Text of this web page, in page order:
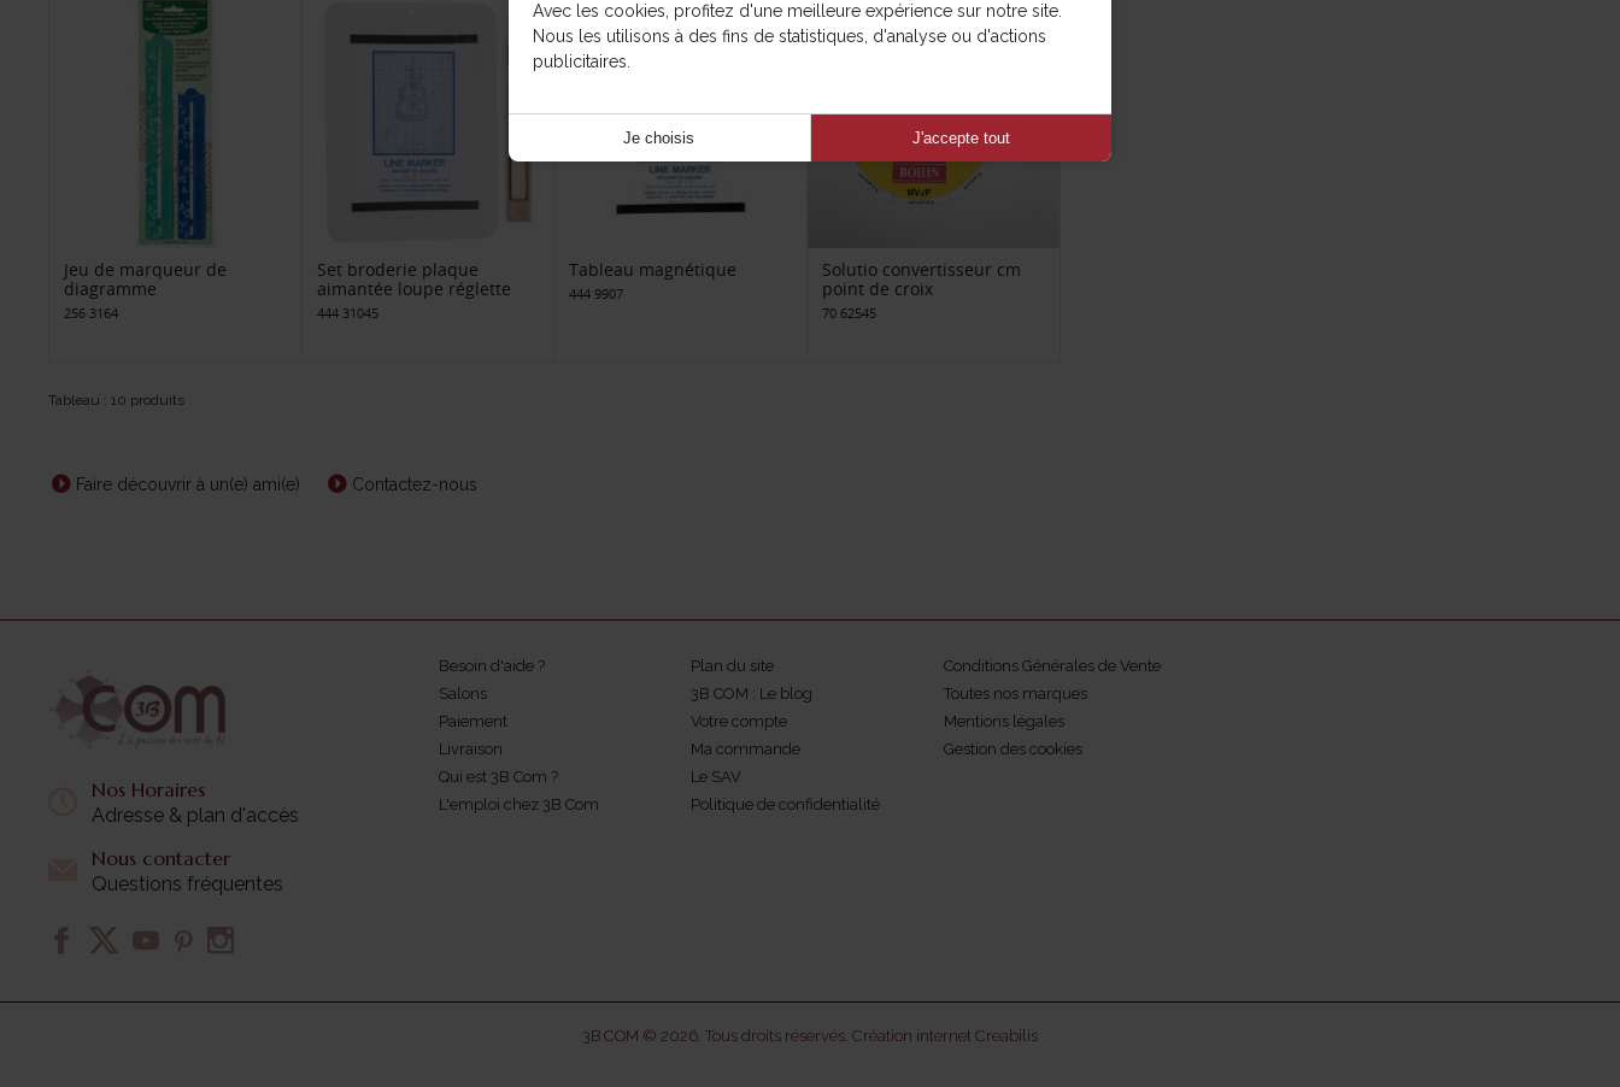
Jeu de marqueur de
diagramme
256 3164
Set broderie plaque
aimantée loupe réglette
444 31045
Tableau magnétique
444 9907
Solutio convertisseur cm
point de croix
70 62545
Tableau : 10 produits
Faire découvrir à un(e) ami(e) Contactez-nous
Nos Horaires
Adresse & plan d'accès
Nous contacter
Questions fréquentes
Besoin d'aide ?
Salons
Paiement
Livraison
Qui est 3B Com ?
L'emploi chez 3B Com
Plan du site
3B COM : Le blog
Votre compte
Ma commande
Le SAV
Politique de confidentialité
Conditions Générales de Vente
Toutes nos marques
Mentions légales
Gestion des cookies
3B COM © 2026. Tous droits réservés. Création internet Creabilis
Avec les cookies, profitez d'une meilleure expérience sur notre site.
Nous les utilisons à des fins de statistiques, d'analyse ou d'actions
publicitaires.
Je choisis J'accepte tout